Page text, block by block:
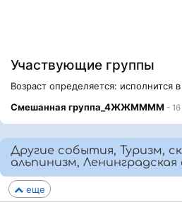
Участвующие группы
Возраст определяется: исполнится
Смешанная группа_4ЖЖММММ -
Другие события, Туризм,
альпинизм, Ленинградская
еще